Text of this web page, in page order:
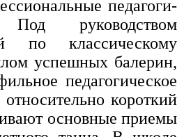
педагоги-
Под руководством
по классическому
успешных балерин,
педагогическое
относительно короткий
основные приемы